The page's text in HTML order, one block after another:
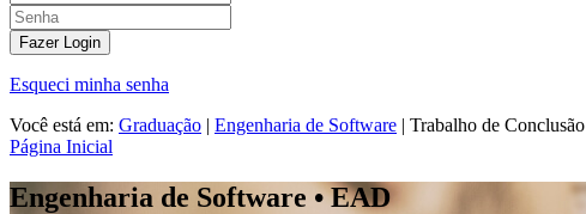
Fazer Login
Esqueci minha senha
Você está em: Graduação | Engenharia de Software | Trabalho de Conclusão
Página Inicial
Engenharia de Software • EAD